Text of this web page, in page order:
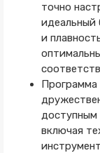
точно
идеальный
и
Программа
доступным
включая